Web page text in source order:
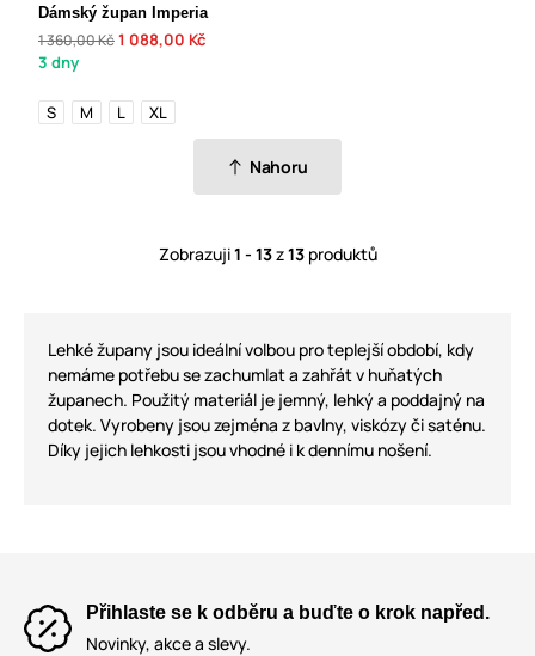
Dámský župan Imperia
1 360,00 Kč1 088,00 Kč
3 dny
S M L XL
Nahoru
Zobrazuji1 - 13z13produktů
Lehké župany jsou ideální volbou pro teplejší období, kdy
nemáme potřebu se zachumlat a zahřát v huňatých
županech. Použitý materiál je jemný, lehký a poddajný na
dotek. Vyrobeny jsou zejména z bavlny, viskózy či saténu.
Díky jejich lehkosti jsou vhodné i k dennímu nošení.
Přihlaste se k odběru a buďte o krok napřed.
Novinky, akce a slevy.